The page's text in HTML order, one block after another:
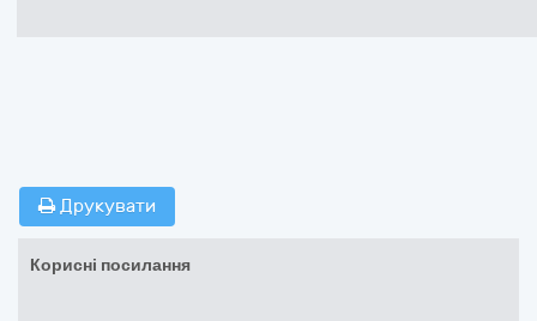
Друкувати
Корисні посилання